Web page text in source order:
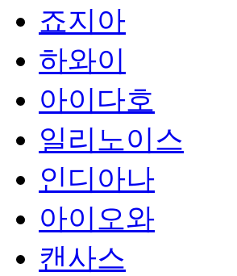
죠지아
하와이
아이다호
일리노이스
인디아나
아이오와
캔사스